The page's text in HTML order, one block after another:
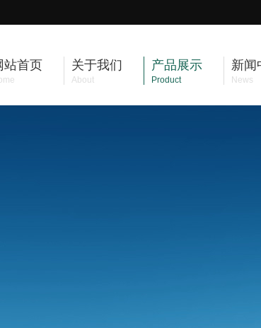
站首页 关于我们
About
产品展示
Product
新闻
News